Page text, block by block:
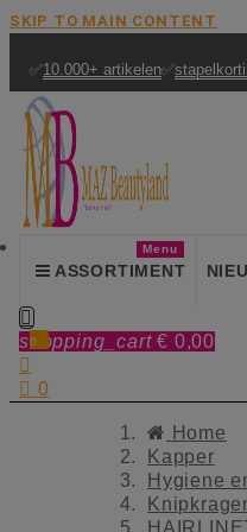
SKIP TO MAIN CONTENT
✅10.000+ artikelen✅
ASSORTIMENT
Menu

shopping_cart € 0,00
0

 0
Home
Kapper
Hygiene